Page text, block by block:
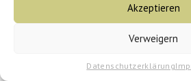
Akzeptieren
Verweigern
Datenschutzerklärung